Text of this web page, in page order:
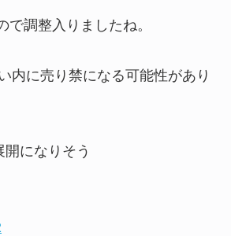
調整入りましたね。
内に売り禁になる可能性があり
になりそう